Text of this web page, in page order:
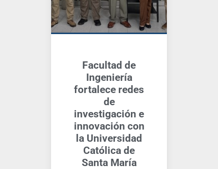
Facultad de
Ingeniería
fortalece redes
de
investigación e
innovación con
la Universidad
Católica de
Santa María